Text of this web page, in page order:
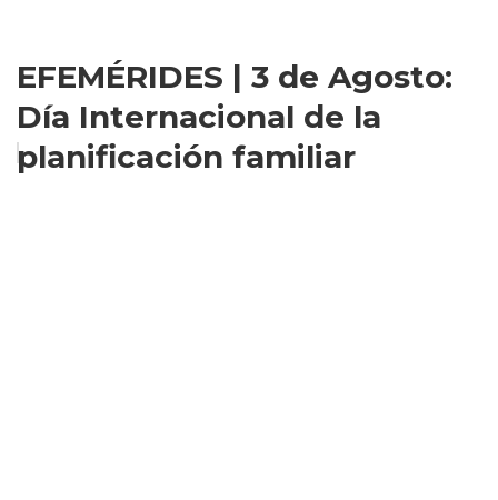
EFEMÉRIDES | 3 de Agosto:
Día Internacional de la
planificación familiar